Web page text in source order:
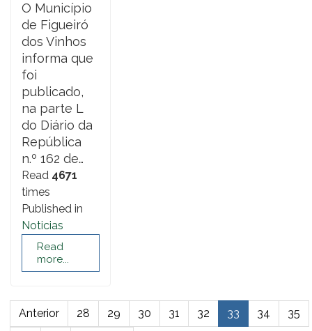
O Município
de Figueiró
dos Vinhos
informa que
foi
publicado,
na parte L
do Diário da
República
n.º 162 de…
Read 4671
times
Published in
Noticias
Read
more...
Anterior 28 29 30 31 32 33 34
35